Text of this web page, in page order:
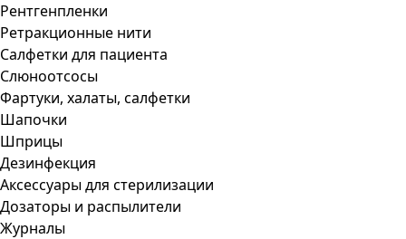
Рентгенпленки
Ретракционные нити
Салфетки для пациента
Слюноотсосы
Фартуки, халаты, салфетки
Шапочки
Шприцы
Дезинфекция
Аксессуары для стерилизации
Дозаторы и распылители
Журналы